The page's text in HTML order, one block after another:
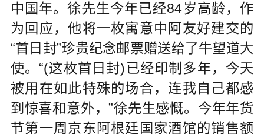
中国年。徐先生今年已经84岁高龄，作
为回应，他将一枚寓意中阿友好建交的
“首日封”珍贵纪念邮票赠送给了牛望道大
使。“(这枚首日封)已经印制多年，今天
被用在如此特殊的场合，连我自己都感
到惊喜和意外，”徐先生感慨。今年年货
节第一周京东阿根廷国家酒馆的销售额